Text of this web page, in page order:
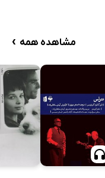
مشاهده همه ›